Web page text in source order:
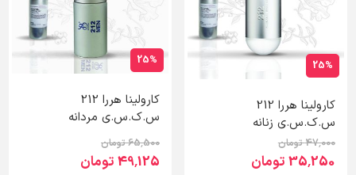
25%
کارولینا هررا 212
س.ک.س.ی زنانه
47٬000 تومان
35٬250 تومان
25%
کارولینا هررا 212
س.ک.س.ی مردانه
65٬500 تومان
49٬125 تومان